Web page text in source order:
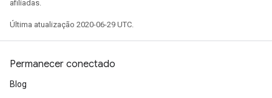
afiliadas.
Última atualização 2020-06-29 UTC.
Permanecer conectado
Blog